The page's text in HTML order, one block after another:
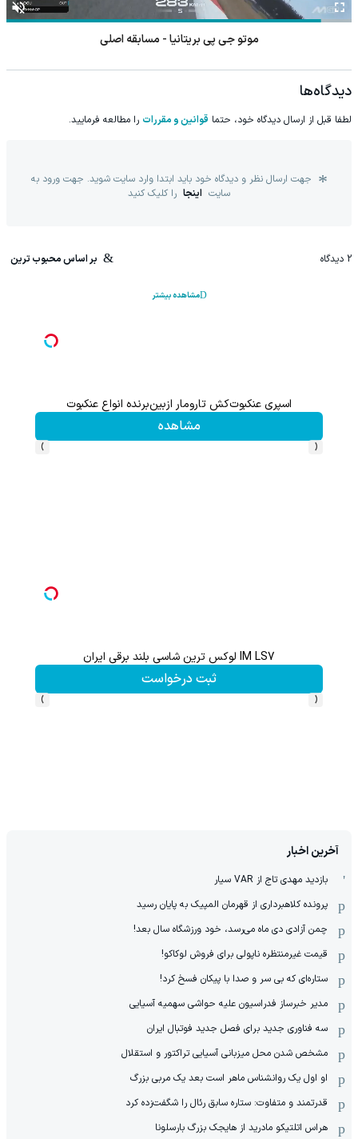
فوتبال منچسترسیتی - اتلتیکومادرید (گزارش پیام بسیجی)
دیدگاه‌ها
لطفا قبل از ارسال دیدگاه خود، حتما قوانین و مقررات را مطالعه فرمایید.
جهت ارسال نظر و دیدگاه خود باید ابتدا وارد سایت شوید. جهت ورود به
سایت اینجا را کلیک کنید
2 دیدگاه بر اساس محبوب ترین
مشاهده بیشتر
اسپری بیدکش تارومار با اثرفوری ، محافظ لباس در مقابل بید
مشاهده
‹
›
ثبت درخواست
‹
›
آخرین اخبار
بازدید مهدی تاج از VAR سیار
پرونده کلاهبرداری از قهرمان المپیک به پایان رسید
چمن آزادی دی ماه می‌رسد، خود ورزشگاه سال بعد!
قیمت غیرمنتظره ناپولی برای فروش لوکاکو!
ستاره‌ای که بی سر و صدا با پیکان فسخ کرد!
مدیر خبرساز فدراسیون علیه حواشی سهمیه آسیایی
سه فناوری جدید برای فصل جدید فوتبال ایران
مشخص شدن محل میزبانی آسیایی تراکتور و استقلال
او اول یک روانشناس ماهر است بعد یک مربی بزرگ
قدرتمند و متفاوت: ستاره سابق رئال را شگفت‌زده کرد
هراس اتلتیکو مادرید از هایجک بزرگ بارسلونا